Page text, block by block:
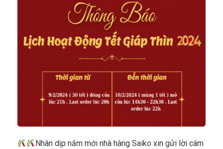
Nhân dịp năm mới nhà hàng Saiko xin gửi lời cám